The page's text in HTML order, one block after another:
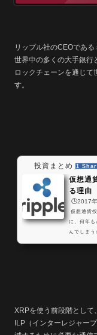
リップル社のCEOであ
世界中の多くの大手銀行
ロックチェーンを通じ
す。
投資まとめ 1
仮想通
る理由
🕒️2017
仮想通貨
に、何年も
んでしま
XRPを使う前段階として
ILP（インターレジャー